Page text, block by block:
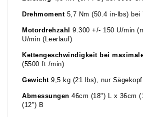
Drehmoment5,7 Nm (50.4 in-lbs) bei
Motordrehzahl
9.300 +/- 150 U/min
U/min (Leerlauf)
Kettengeschwindigkeit bei
(5500 ft /min)
Gewicht 9,5 kg (21 lbs), nur Sägekopf
Abmessungen 46cm (18") L x 36cm
(12") B